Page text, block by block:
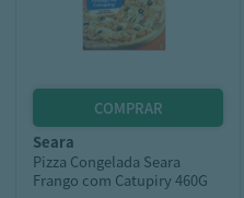
seara
Pizza Congelada Seara
Frango com Catupiry 460G